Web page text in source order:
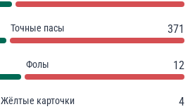
Точные пасы 371
Фолы 12
Жёлтые карточки 4